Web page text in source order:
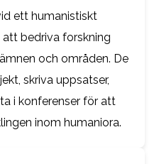
ett humanistiskt
bedriva forskning
och områden. De
skriva uppsatser,
i konferenser för att
inom humaniora.